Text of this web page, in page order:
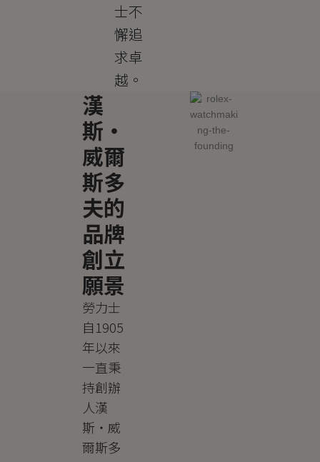
士不
懈追
求卓
越。
漢
斯・
威爾
斯多
夫的
品牌
創立
願景
勞力士
自1905
年以來
一直秉
持創辦
人漢
斯・威
爾斯多